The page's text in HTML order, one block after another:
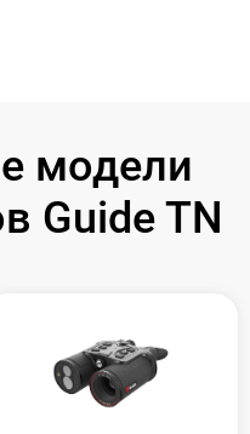
модели
Guide TN